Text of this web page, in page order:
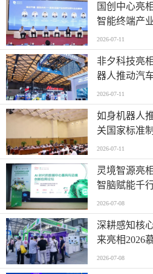
国创中心亮
智能终端产
2026-07-11
非夕科技亮
器人推动汽
2026-07-11
如身机器人
关国家标准
2026-07-11
灵境智源亮
智脑赋能千
2026-07-08
深耕感知核
来亮相2026
2026-07-08